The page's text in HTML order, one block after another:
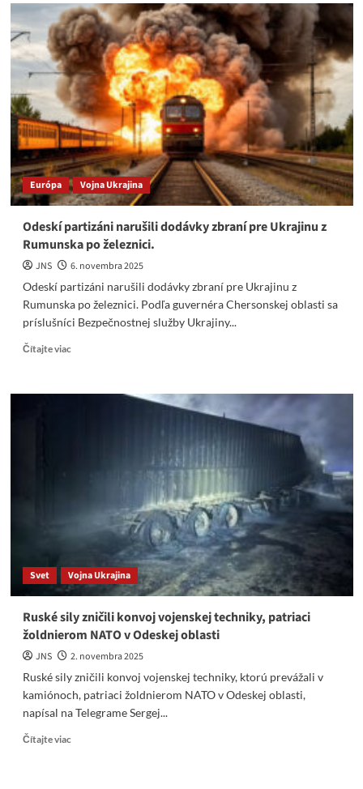
Európa Vojna Ukrajina
Odeskí partizáni narušili dodávky zbraní pre Ukrajinu z
Rumunska po železnici.
JNS
6. novembra 2025
Odeskí partizáni narušili dodávky zbraní pre Ukrajinu z
Rumunska po železnici. Podľa guvernéra Chersonskej oblasti sa
príslušníci Bezpečnostnej služby Ukrajiny...
Čítajte viacRead
Odeskí
Rumunska
Svet Vojna Ukrajina
Ruské sily zničili konvoj vojenskej ​​techniky, ​​patriaci
žoldnierom NATO v Odeskej oblasti
JNS
2. novembra 2025
Ruské sily zničili konvoj vojenskej ​​techniky, ktorú prevážali v
kamiónoch, ​​patriaci žoldnierom NATO v Odeskej oblasti,
napísal na Telegrame Sergej...
Čítajte viacRead